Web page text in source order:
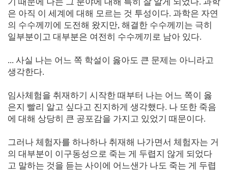
은 아직 이 세계에 대해 모르는 것 투성이다. 과학은 자연
의 수수께끼에 도전해 왔지만, 해결한 수수께끼는 극히
일부분이고 대부분은 여전히 수수께끼로 남아 있다.
... 사실 나는 어느 쪽 학설이 옳아도 큰 문제는 아니라고
생각한다.
임사체험을 취재하기 시작한 때부터 나는 어느 쪽이 옳
은지 빨리 알고 싶다고 진지하게 생각했다. 나 또한 죽음
에 대해 상당히 큰 공포감을 가지고 있었기 때문이다.
그러나 체험자를 하나하나 취재해 나가면서 체험자는 거
의 대부분이 이구동성으로 죽는 게 두렵지 않게 되었다
고 말하는 것을 듣는 사이에 어느샌가 나도 죽는 게 두렵